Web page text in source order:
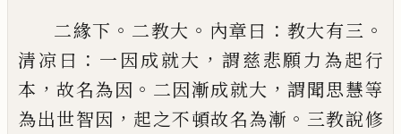
二緣下 。 二教大 。 內章曰 ： 教大有三 。
清凉曰 ： 一因成就大 ， 謂慈悲願力為起行
本 ，故名為因 。 二因漸成就大 ，謂聞思慧等
為出世智因 ， 起之不頓故名為漸 。 三教說修